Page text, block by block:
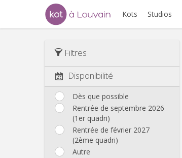
Kots Studios
Filtres
Disponibilité
Dès que possible
Rentrée de septembre 2026
(1er quadri)
Rentrée de février 2027
(2ème quadri)
Autre